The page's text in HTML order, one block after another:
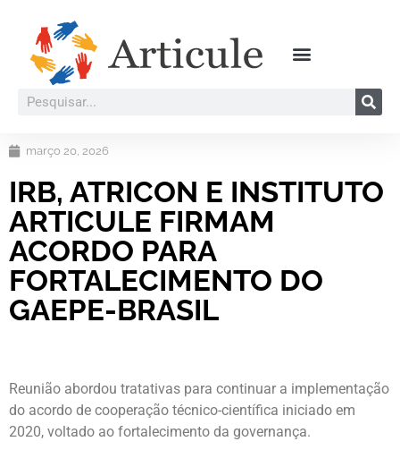
março 20, 2026
IRB, ATRICON E INSTITUTO
ARTICULE FIRMAM
ACORDO PARA
FORTALECIMENTO DO
GAEPE-BRASIL
Reunião abordou tratativas para continuar a implementação
do acordo de cooperação técnico-científica iniciado em
2020, voltado ao fortalecimento da governança.